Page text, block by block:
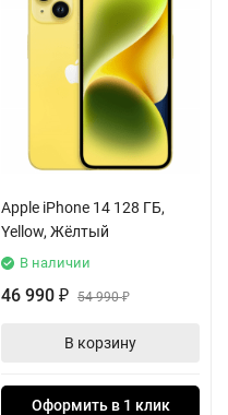
Apple iPhone 14 128 ГБ,
Yellow, Жёлтый
В наличии
46 990 ₽ 54 990₽
В корзину
Оформить в 1 клик